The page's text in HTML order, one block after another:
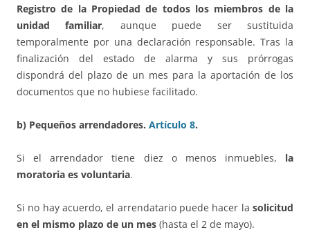
Registro de la Propiedad de todos los miembros de la
unidad familiar, aunque puede ser sustituida
temporalmente por una declaración responsable. Tras la
finalización del estado de alarma y sus prórrogas
dispondrá del plazo de un mes para la aportación de los
documentos que no hubiese facilitado.
b) Pequeños arrendadores. Artículo 8.
Si el arrendador tiene diez o menos inmuebles, la
moratoria es voluntaria.
Si no hay acuerdo, el arrendatario puede hacer la solicitud
en el mismo plazo de un mes (hasta el 2 de mayo).